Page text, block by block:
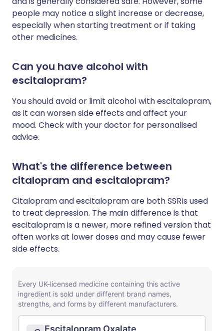
people may notice a slight increase or decrease,
especially when starting treatment or if taking
other medicines.
Can you have alcohol with
escitalopram?
You should avoid or limit alcohol with escitalopram,
as it can worsen side effects and affect your
mood. Check with your doctor for personalised
advice.
What's the difference between
citalopram and escitalopram?
Citalopram and escitalopram are both SSRIs used
to treat depression. The main difference is that
escitalopram is a newer, more refined version that
often works at lower doses and may cause fewer
side effects.